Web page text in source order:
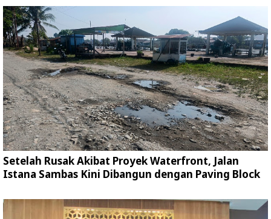
Setelah Rusak Akibat Proyek Waterfront, Jalan
Istana Sambas Kini Dibangun dengan Paving Block